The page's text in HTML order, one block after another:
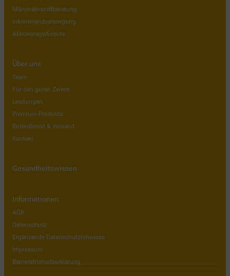
Mikronährstoffberatung
Inkontinenzversorgung
Aktionstage/Events
Über uns
Team
Für den guten Zweck
Leistungen
Premium-Produkte
Botendienst & Versand
Kontakt
Gesundheitswissen
Informationen
AGB
Datenschutz
Ergänzende Datenschutzhinweise
Impressum
Barrierefreiheitserklärung